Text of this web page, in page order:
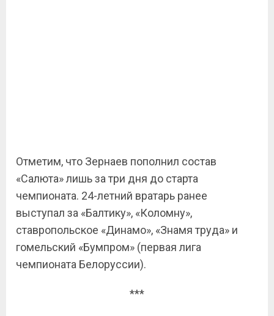
Отметим, что Зернаев пополнил состав
«Салюта» лишь за три дня до старта
чемпионата. 24-летний вратарь ранее
выступал за «Балтику», «Коломну»,
ставропольское «Динамо», «Знамя труда» и
гомельский «Бумпром» (первая лига
чемпионата Белоруссии).
***